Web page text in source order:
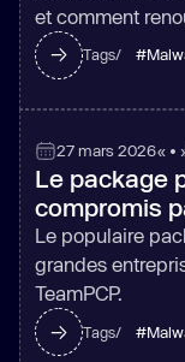
et comment
Tags/ #
27 mars 2026« •
Le package
compromis
Le populaire
grandes
TeamPCP.
Tags/ #